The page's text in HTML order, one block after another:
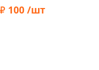
568204.L
100 /шт